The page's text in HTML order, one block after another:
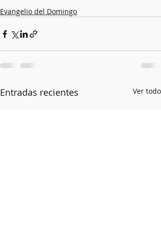
Evangelio del Domingo
Entradas recientes Ver todo